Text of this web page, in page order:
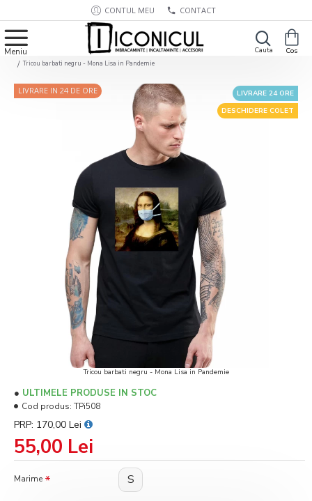
CONTUL MEU CONTACT
Tricou barbati negru - Mona Lisa in Pandemie
DESCHIDERE COLET
LIVRARE 24 ORE
LIVRARE IN 24 DE ORE
Tricou barbati negru - Mona Lisa in Pandemie
55,00 Lei
PRP: 170,00 Lei
ULTIMELE PRODUSE IN STOC
Cod produs: TPi508
Marime S